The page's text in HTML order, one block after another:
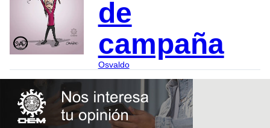
de
campaña
Osvaldo